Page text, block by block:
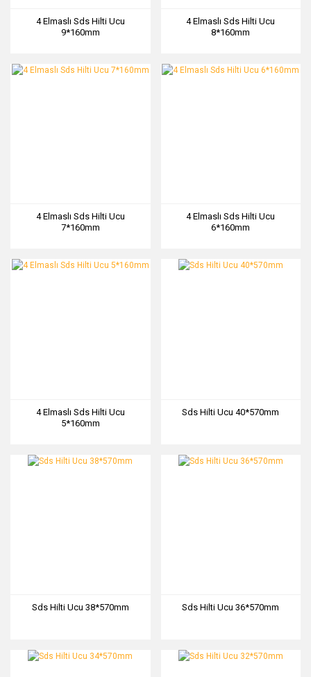
4 Elmaslı Sds Hilti Ucu
9*160mm
4 Elmaslı Sds Hilti Ucu
8*160mm
4 Elmaslı Sds Hilti Ucu
7*160mm
4 Elmaslı Sds Hilti Ucu
6*160mm
4 Elmaslı Sds Hilti Ucu
5*160mm
Sds Hilti Ucu 40*570mm
Sds Hilti Ucu 38*570mm Sds Hilti Ucu 36*570mm